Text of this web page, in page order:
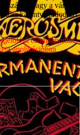
vagy a város
kattintva tudod azt
csomagpontot
applikációban